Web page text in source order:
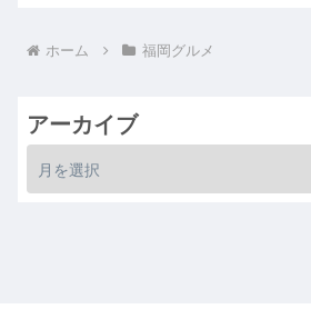
ホーム 福岡グルメ
アーカイブ